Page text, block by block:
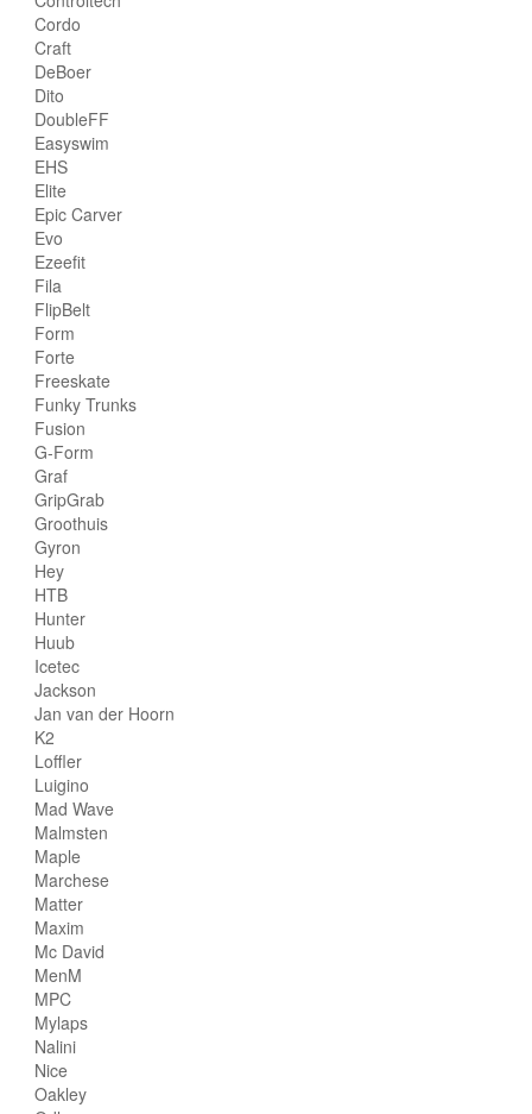
Cordo
Craft
DeBoer
Dito
DoubleFF
Easyswim
EHS
Elite
Epic Carver
Evo
Ezeefit
Fila
FlipBelt
Form
Forte
Freeskate
Funky Trunks
Fusion
G-Form
Graf
GripGrab
Groothuis
Gyron
Hey
HTB
Hunter
Huub
Icetec
Jackson
Jan van der Hoorn
K2
Loffler
Luigino
Mad Wave
Malmsten
Maple
Marchese
Matter
Maxim
Mc David
MenM
MPC
Mylaps
Nalini
Nice
Oakley